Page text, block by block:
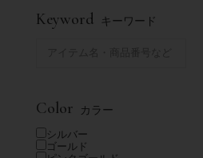
Keyword キーワード
Color カラー
シルバー
ゴールド